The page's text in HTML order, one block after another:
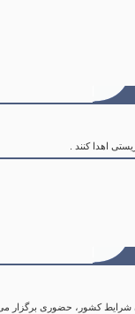
اهدا کنند .